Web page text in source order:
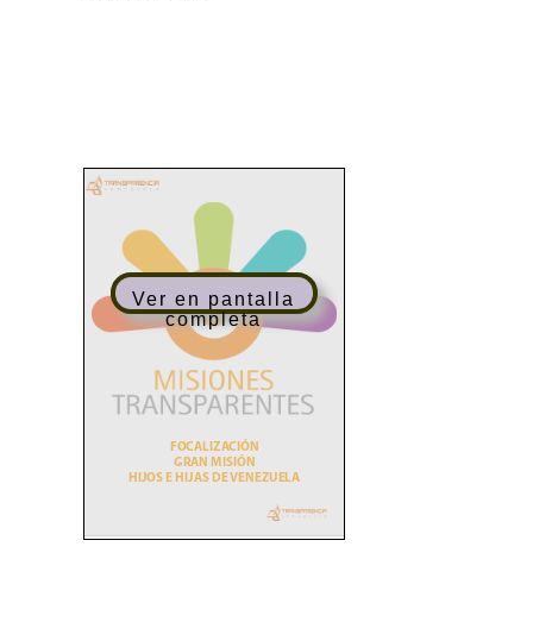
Ver en pantalla
completa